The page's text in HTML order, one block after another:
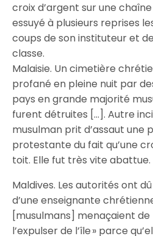
croix d’argent sur une
essuyé à plusieurs reprises
coups de son instituteur et
classe.
Malaisie. Un cimetière
profané en pleine nuit par
pays en grande majorité
furent détruites […]. Autre
musulman prit d’assaut une
protestante du fait qu’une
toit. Elle fut très vite abattue.
Maldives. Les autorités ont
d’une enseignante
[musulmans] menaçaient
l’expulser de l’île » parce